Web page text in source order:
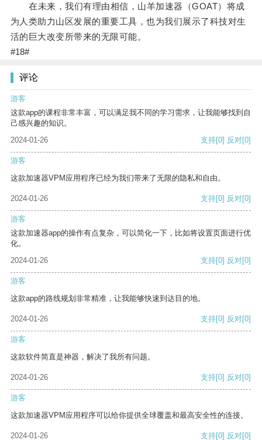
在未来，我们有理由相信，山羊加速器（GOAT）将成
为人类助力山区发展的重要工具，也为我们展示了科技对生
活的巨大改变所带来的无限可能。
#18#
评论
游客
这款app的课程非常丰富，可以满足我不同的学习需求，让我能够找到自
己感兴趣的知识。
2024-01-26
支持[0] 反对[0]
游客
这款加速器VPM应用程序已经为我们带来了无限的隐私和自由。
2024-01-26 支持[0] 反对[0]
游客
这款加速器app的操作有点复杂，可以简化一下，比如将设置页面进行优
化。
2024-01-26
支持[0] 反对[0]
游客
这款app的路线规划非常精准，让我能够快速到达目的地。
2024-01-26 支持[0] 反对[0]
游客
这款软件简直是神器，解决了我所有问题。
2024-01-26 支持[0] 反对[0]
游客
这款加速器VPM应用程序可以给你提供全球覆盖和最高安全性的连接。
2024-01-26 支持[0] 反对[0]